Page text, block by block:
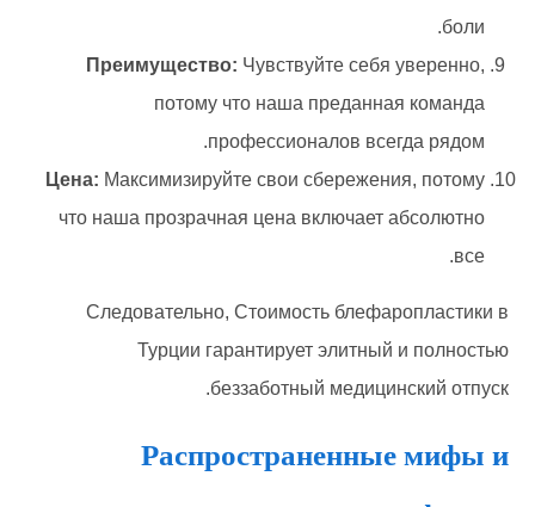
боли.
Преимущество:Чувствуйте себя уверенно,
потому что наша преданная команда
профессионалов всегда рядом.
Цена:Максимизируйте свои сбережения, потому
что наша прозрачная цена включает абсолютно
все.
Следовательно, Стоимость блефаропластики в
Турции гарантирует элитный и полностью
беззаботный медицинский отпуск.
Распространенные мифы и